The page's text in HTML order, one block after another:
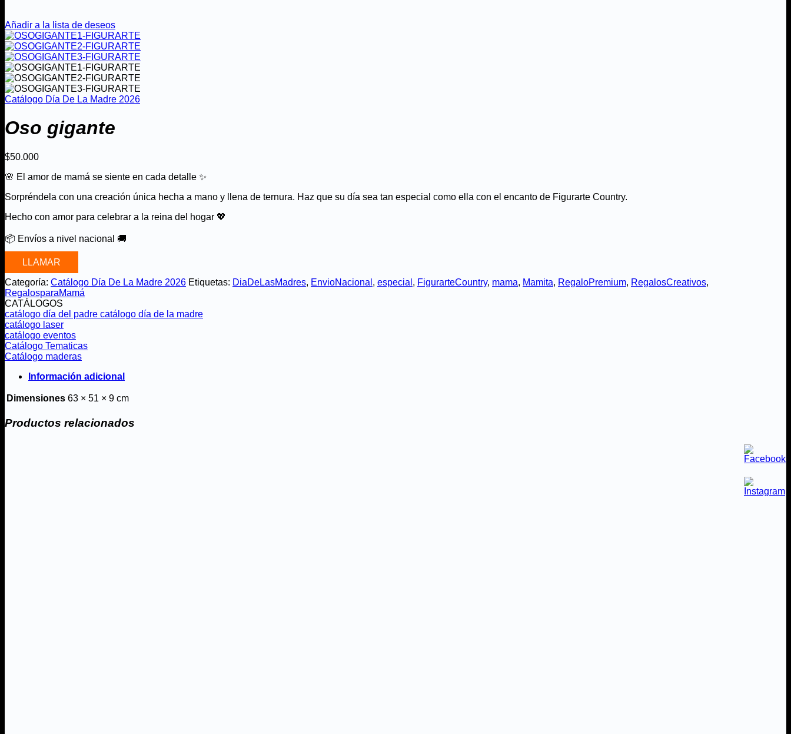
Añadir a la lista de deseos
Catálogo Día De La Madre 2026
Oso gigante
$50.000
🌸 El amor de mamá se siente en cada detalle ✨
Sorpréndela con una creación única hecha a mano y llena de ternura. Haz que su día sea tan especial como ella con el encanto de Figurarte Country.
Hecho con amor para celebrar a la reina del hogar 💖
📦 Envíos a nivel nacional 🚚
LLAMAR
Categoría: Catálogo Día De La Madre 2026 Etiquetas: DiaDeLasMadres, EnvioNacional , especial , FigurarteCountry, mama, Mamita, RegaloPremium, RegalosCreativos,
RegalosparaMamá
CATÁLOGOS
catálogo día del padre catálogo día de la madre
catálogo laser
catálogo eventos
Catálogo Tematicas
Catálogo maderas
Información adicional
Dimensiones 63 × 51 × 9 cm
Productos relacionados